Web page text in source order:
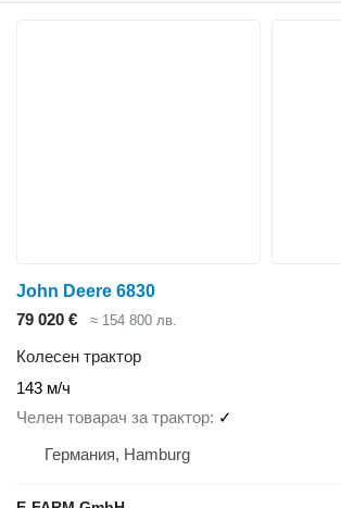
John Deere 6830
79 020 €
≈ 154 800 лв.
Колесен трактор
143 м/ч
Челен товарач за трактор ✓
Германия, Hamburg